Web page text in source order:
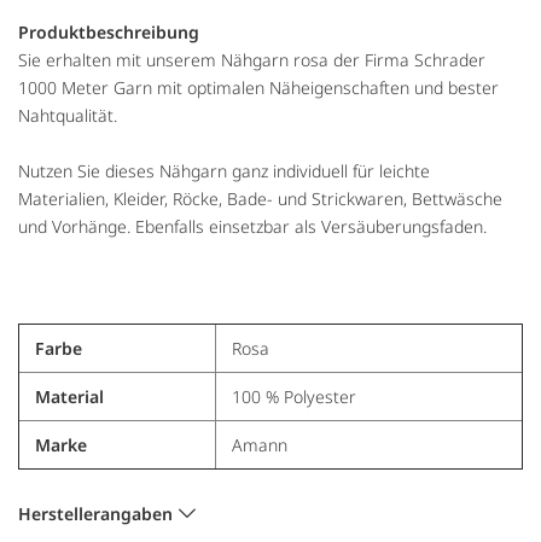
Produktbeschreibung
Sie erhalten mit unserem Nähgarn rosa der Firma Schrader
1000 Meter Garn mit optimalen Näheigenschaften und bester
Nahtqualität.
Nutzen Sie dieses Nähgarn ganz individuell für leichte
Materialien, Kleider, Röcke, Bade- und Strickwaren, Bettwäsche
und Vorhänge. Ebenfalls einsetzbar als Versäuberungsfaden.
Farbe Rosa
Material 100 % Polyester
Marke Amann
Herstellerangaben